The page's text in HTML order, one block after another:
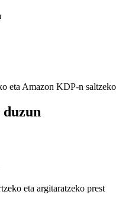
eta Amazon KDP-n saltzeko
duzun
eta argitaratzeko prest